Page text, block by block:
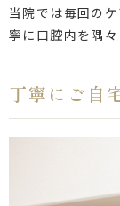
当院では毎回の
寧に口腔内を隅々
丁寧にご自